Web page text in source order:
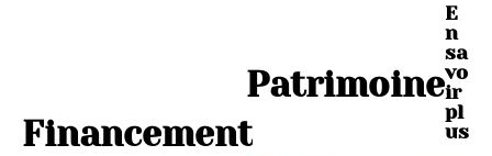
Financement
a
v
Patrimoine
E
n
sa
vo
ir
pl
us